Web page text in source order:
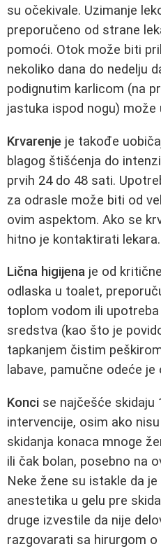
su očekivale. Uzimanje
preporučeno od strane
pomoći. Otok može biti
nekoliko dana do nedelju
podignutim karlicom (na
jastuka ispod nogu) može
Krvarenje je takođe
blagog štišćenja do
prvih 24 do 48 sati.
za odrasle može biti od
ovim aspektom. Ako se
hitno je kontaktirati lekara.
Lična higijena je od
odlaska u toalet,
toplom vodom ili
sredstva (kao što je
tapkanjem čistim
labave, pamučne odeće je
Konci se najčešće skidaju
intervencije, osim ako
skidanja konaca mnoge
ili čak bolan, posebno na
Neke žene su istakle da
anestetika u gelu pre
druge izvestile da nije
razgovarati sa hirurgom